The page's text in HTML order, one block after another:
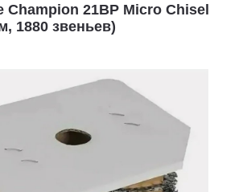
Champion 21BP Micro Chisel
1880 звеньев)